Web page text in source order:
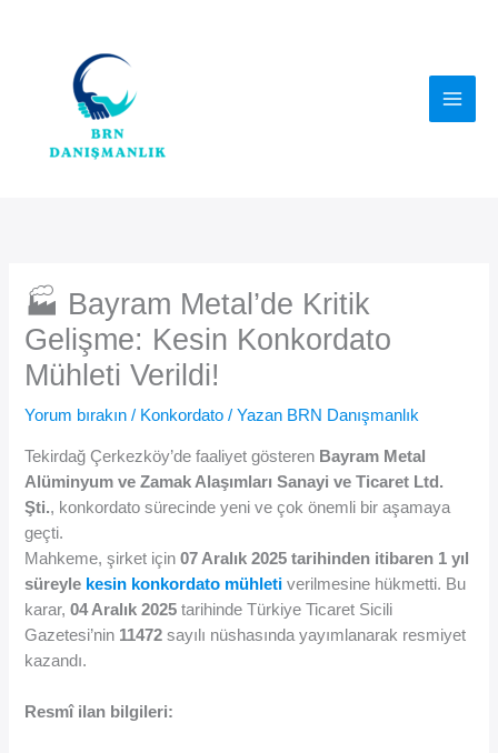
🏭 Bayram Metal’de Kritik
Gelişme: Kesin Konkordato
Mühleti Verildi!
Yorum bırakın / Konkordato / Yazan BRN Danışmanlık
Tekirdağ Çerkezköy’de faaliyet gösteren Bayram Metal
Alüminyum ve Zamak Alaşımları Sanayi ve Ticaret Ltd.
Şti., konkordato sürecinde yeni ve çok önemli bir aşamaya
geçti.
Mahkeme, şirket için07 Aralık 2025 tarihinden itibaren 1 yıl
süreyle kesin konkordato mühleti verilmesine hükmetti. Bu
karar,04 Aralık 2025 tarihinde Türkiye Ticaret Sicili
Gazetesi’nin 11472 sayılı nüshasında yayımlanarak resmiyet
kazandı.
Resmî ilan bilgileri: